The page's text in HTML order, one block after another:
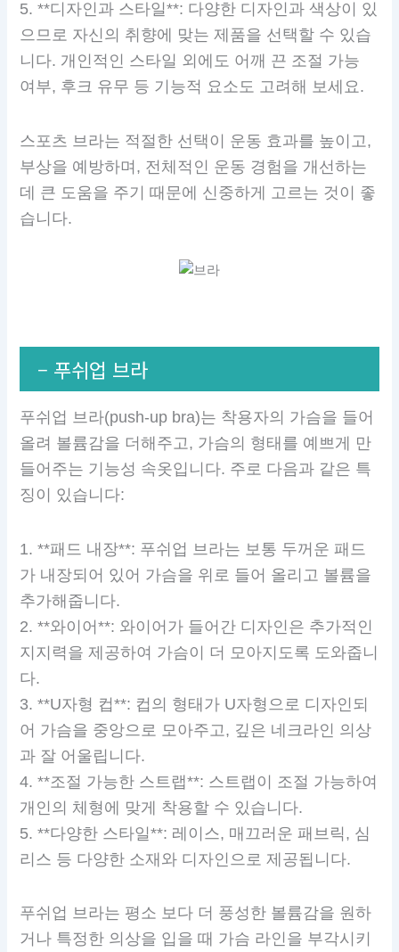
5. **디자인과 스타일**: 다양한 디자인과 색상이 있
으므로 자신의 취향에 맞는 제품을 선택할 수 있습
니다. 개인적인 스타일 외에도 어깨 끈 조절 가능
여부, 후크 유무 등 기능적 요소도 고려해 보세요.
스포츠 브라는 적절한 선택이 운동 효과를 높이고,
부상을 예방하며, 전체적인 운동 경험을 개선하는
데 큰 도움을 주기 때문에 신중하게 고르는 것이 좋
습니다.
– 푸쉬업 브라
푸쉬업 브라(push-up bra)는 착용자의 가슴을 들어
올려 볼륨감을 더해주고, 가슴의 형태를 예쁘게 만
들어주는 기능성 속옷입니다. 주로 다음과 같은 특
징이 있습니다:
1. **패드 내장**: 푸쉬업 브라는 보통 두꺼운 패드
가 내장되어 있어 가슴을 위로 들어 올리고 볼륨을
추가해줍니다.
2. **와이어**: 와이어가 들어간 디자인은 추가적인
지지력을 제공하여 가슴이 더 모아지도록 도와줍니
다.
3. **U자형 컵**: 컵의 형태가 U자형으로 디자인되
어 가슴을 중앙으로 모아주고, 깊은 네크라인 의상
과 잘 어울립니다.
4. **조절 가능한 스트랩**: 스트랩이 조절 가능하여
개인의 체형에 맞게 착용할 수 있습니다.
5. **다양한 스타일**: 레이스, 매끄러운 패브릭, 심
리스 등 다양한 소재와 디자인으로 제공됩니다.
푸쉬업 브라는 평소 보다 더 풍성한 볼륨감을 원하
거나 특정한 의상을 입을 때 가슴 라인을 부각시키